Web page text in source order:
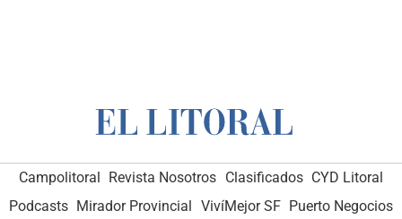
Campolitoral Revista Nosotros Clasificados CYD Litoral
Podcasts Mirador Provincial VivíMejor SF Puerto Negocios